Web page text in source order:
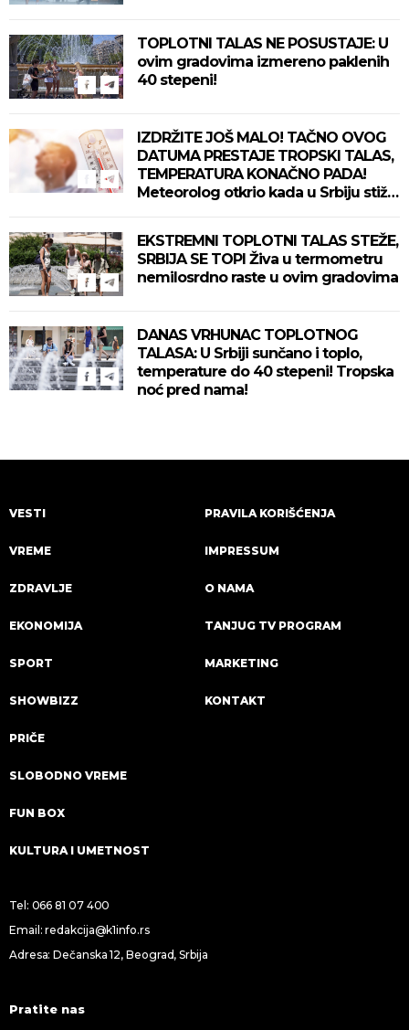
TOPLOTNI TALAS NE POSUSTAJE: U
ovim gradovima izmereno paklenih
40 stepeni!
IZDRŽITE JOŠ MALO! TAČNO OVOG
DATUMA PRESTAJE TROPSKI TALAS,
TEMPERATURA KONAČNO PADA!
Meteorolog otkrio kada u Srbiju stiže
EKSTREMNI TOPLOTNI TALAS STEŽE,
SRBIJA SE TOPI Živa u termometru
nemilosrdno raste u ovim gradovima
DANAS VRHUNAC TOPLOTNOG
TALASA: U Srbiji sunčano i toplo,
temperature do 40 stepeni! Tropska
noć pred nama!
VESTI
VREME
ZDRAVLJE
EKONOMIJA
SPORT
SHOWBIZZ
PRIČE
SLOBODNO VREME
FUN BOX
KULTURA I UMETNOST
PRAVILA KORIŠĆENJA
IMPRESSUM
O NAMA
TANJUG TV PROGRAM
MARKETING
KONTAKT
Tel: 066 81 07 400
Email:redakcija@k1info.rs
Adresa: Dečanska 12, Beograd, Srbija
Pratite nas